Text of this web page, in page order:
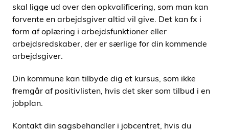
skal ligge ud over den opkvalificering, som man kan
forvente en arbejdsgiver altid vil give. Det kan fx i
form af oplæring i arbejdsfunktioner eller
arbejdsredskaber, der er særlige for din kommende
arbejdsgiver.
Din kommune kan tilbyde dig et kursus, som ikke
fremgår af positivlisten, hvis det sker som tilbud i en
jobplan.
Kontakt din sagsbehandler i jobcentret, hvis du